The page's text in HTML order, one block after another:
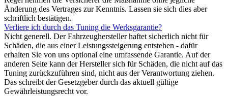
Änderung des Vertrages zur Kenntnis. Lassen sie sich dies aber
schriftlich bestätigen.
Verliere ich durch das Tuning die Werksgarantie?
Nicht generell. Der Fahrzeughersteller haftet sicherlich nicht für
Schäden, die aus einer Leistungssteigerung entstehen - dafür
erhalten Sie von uns optional eine umfassende Garantie. Auf der
anderen Seite kann der Hersteller sich für Schäden, die nicht auf das
Tuning zurückzuführen sind, nicht aus der Verantwortung ziehen.
Das schreibt der Gesetzgeber durch das aktuell gültige
Gewährleistungsrecht vor.